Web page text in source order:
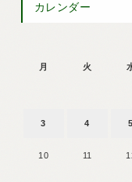
カレンダー
月 火
3 4 5
10 11